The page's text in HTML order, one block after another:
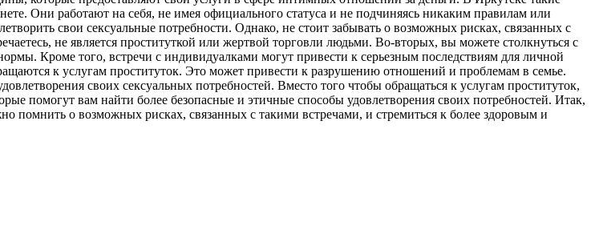
Они работают на себя, не имея официального статуса и не подчиняясь никаким правилам или
свои сексуальные потребности. Однако, не стоит забывать о возможных рисках, связанных с
не является проституткой или жертвой торговли людьми. Во-вторых, вы можете столкнуться с
Кроме того, встречи с индивидуалками могут привести к серьезным последствиям для личной
к услугам проституток. Это может привести к разрушению отношений и проблемам в семье.
своих сексуальных потребностей. Вместо того чтобы обращаться к услугам проституток,
помогут вам найти более безопасные и этичные способы удовлетворения своих потребностей. Итак,
о возможных рисках, связанных с такими встречами, и стремиться к более здоровым и